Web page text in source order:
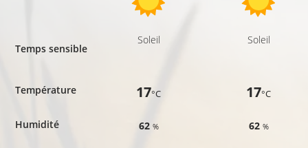
Temps sensible
Température
Humidité
Soleil
17°C
62 %
Soleil
17°C
62 %